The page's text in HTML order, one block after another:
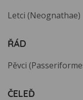
Letci (Neognathae)
ŘÁD
Pěvci
ČELEĎ